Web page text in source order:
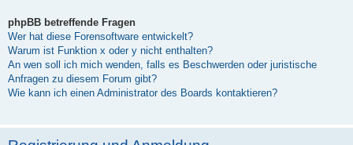
phpBB betreffende Fragen
Wer hat diese Forensoftware entwickelt?
Warum ist Funktion x oder y nicht enthalten?
An wen soll ich mich wenden, falls es Beschwerden oder juristische
Anfragen zu diesem Forum gibt?
Wie kann ich einen Administrator des Boards kontaktieren?